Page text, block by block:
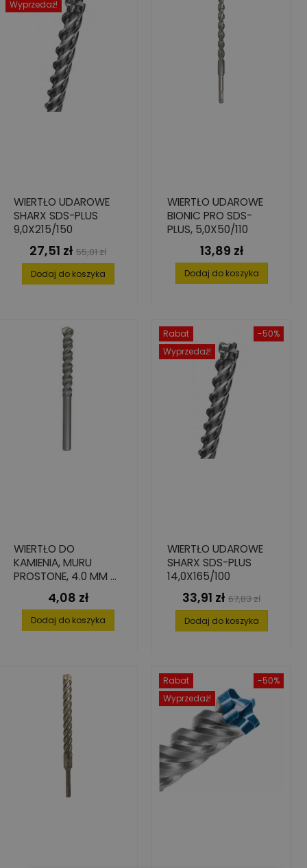
Wyprzedaż!
WIERTŁO UDAROWE
SHARX SDS-PLUS
9,0X215/150
Cena
27,51 zł Cena
podstawowa
55,01 zł
Dodaj do koszyka
WIERTŁO UDAROWE
BIONIC PRO SDS-
PLUS, 5,0X50/110
Cena
13,89 zł
Dodaj do koszyka
WIERTŁO DO
KAMIENIA, MURU
PROSTONE, 4.0 MM X
40 MM X 75 MM
Cena
4,08 zł
Dodaj do koszyka
-50%
Rabat
Wyprzedaż!
WIERTŁO UDAROWE
SHARX SDS-PLUS
14,0X165/100
Cena
33,91 zł Cena
podstawowa
67,83 zł
Dodaj do koszyka
-50%
Rabat
Wyprzedaż!